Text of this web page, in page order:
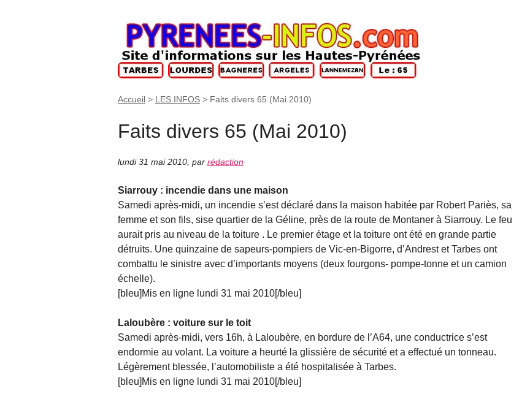
Accueil > LES INFOS > Faits divers 65 (Mai 2010)
Faits divers 65 (Mai 2010)
lundi 31 mai 2010 par rédaction
Siarrouy : incendie dans une maison
Samedi après-midi, un incendie s’est déclaré dans la maison habitée par Robert Pariès, sa
femme et son fils, sise quartier de la Géline, près de la route de Montaner à Siarrouy. Le feu
aurait pris au niveau de la toiture . Le premier étage et la toiture ont été en grande partie
détruits. Une quinzaine de sapeurs-pompiers de Vic-en-Bigorre, d’Andrest et Tarbes ont
combattu le sinistre avec d’importants moyens (deux fourgons- pompe-tonne et un camion
échelle).
[bleu]Mis en ligne lundi 31 mai 2010[/bleu]
Laloubère : voiture sur le toit
Samedi après-midi, vers 16h, à Laloubère, en bordure de l’A64, une conductrice s’est
endormie au volant. La voiture a heurté la glissière de sécurité et a effectué un tonneau.
Légèrement blessée, l’automobiliste a été hospitalisée à Tarbes.
[bleu]Mis en ligne lundi 31 mai 2010[/bleu]